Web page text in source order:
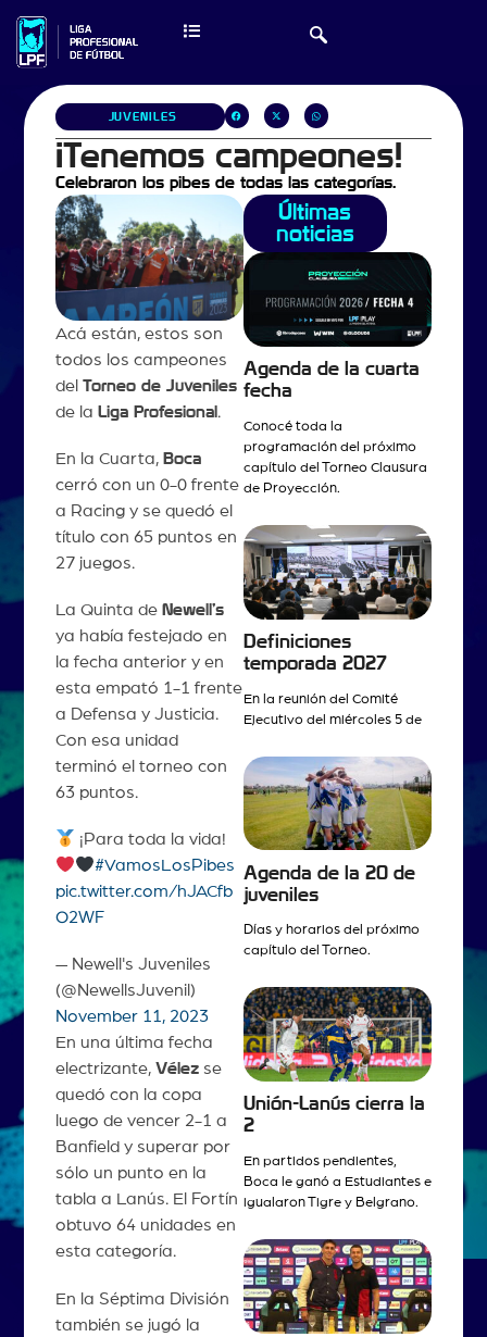
JUVENILES
¡Tenemos campeones!
Celebraron los pibes de todas las categorías.
Acá están, estos son
todos los campeones
del Torneo de Juveniles
de la Liga Profesional .
En la Cuarta, Boca
cerró con un 0-0 frente
a Racing y se quedó el
título con 65 puntos en
27 juegos.
La Quinta de Newell’s
ya había festejado en
la fecha anterior y en
esta empató 1-1 frente
a Defensa y Justicia.
Con esa unidad
terminó el torneo con
63 puntos.
¡Para toda la vida!
#VamosLosPibes
pic.twitter.com/hJACfb
O2WF
— Newell's Juveniles
(@NewellsJuvenil)
November 11, 2023
En una última fecha
electrizante, Vélezse
quedó con la copa
luego de vencer 2-1 a
Banfield y superar por
sólo un punto en la
tabla a Lanús. El Fortín
obtuvo 64 unidades en
esta categoría.
En la Séptima División
también se jugó la
Últimas
noticias
Agenda de la cuarta
fecha
Conocé toda la
programación del próximo
capítulo del Torneo Clausura
de Proyección.
Definiciones
temporada 2027
En la reunión del Comité
Ejecutivo del miércoles 5 de
Agenda de la 20 de
juveniles
Días y horarios del próximo
capítulo del Torneo.
Unión-Lanús cierra la
2
En partidos pendientes,
Boca le ganó a Estudiantes e
igualaron Tigre y Belgrano.